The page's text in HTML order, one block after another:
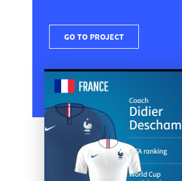
GO TO PROJECT